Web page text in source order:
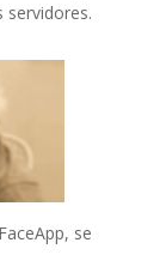
servidores.
se